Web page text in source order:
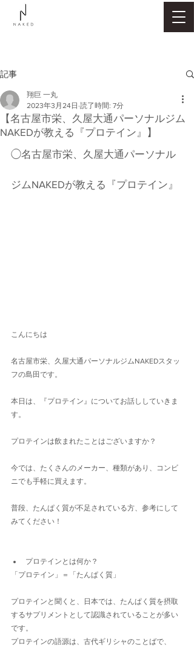
記事
【名古屋市栄、久屋大通パーソナルジム
NAKEDが教える『プロテイン』】
翔巨 一丸
2023年3月24日 読了時間: 7分
◯名古屋市栄、久屋大通パーソナル
ジムNAKEDが教える『プロテイン』
こんにちは
名古屋市栄、久屋大通パーソナルジムNAKEDスタッ
フの島田です。
本日は、『プロテイン』についてお話ししていきま
す。
プロテインは飲まれたことはございますか？
今では、たくさんのメーカー、種類があり、コンビ
ニでも手軽に買えます。
普段、たんぱく質が不足されている方、参考にして
みてください！
プロテインとは何か？
「プロテイン」＝「たんぱく質」
プロテインと聞くと、日本では、たんぱく質を摂取
するサプリメントとして認識されていることが多い
です。
プロテインの語源は、古代ギリシャのことばで、